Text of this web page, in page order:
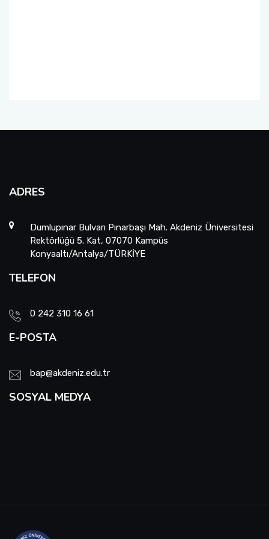
ADRES
Dumlupınar Bulvarı Pınarbaşı Mah. Akdeniz Üniversitesi
Rektörlüğü 5. Kat, 07070 Kampüs
Konyaaltı/Antalya/TÜRKİYE
TELEFON
0 242 310 16 61
E-POSTA
bap@akdeniz.edu.tr
SOSYAL MEDYA
Güdümlü Projeler (GÜP)